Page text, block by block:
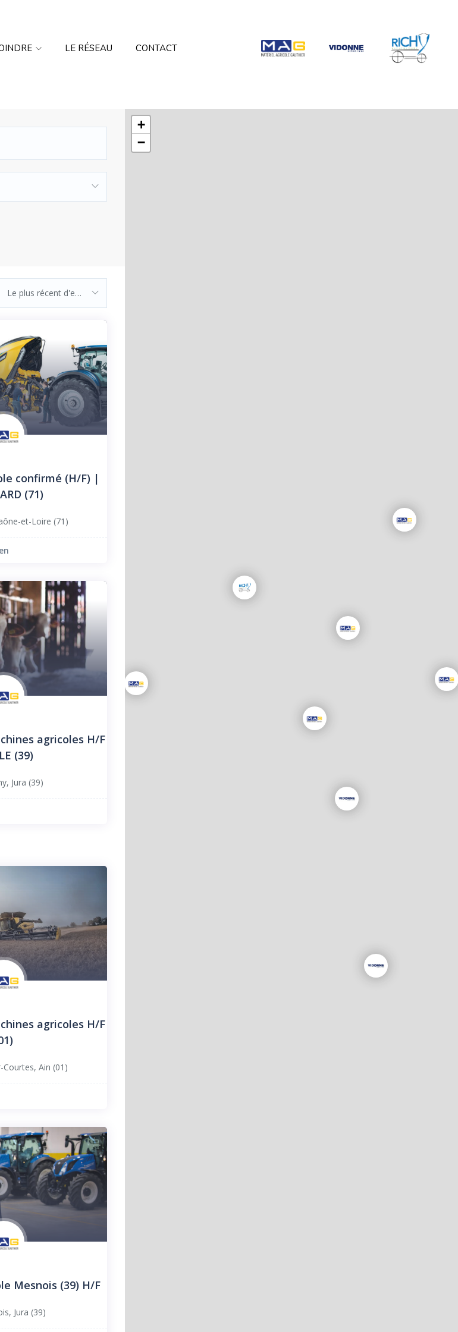
LE RÉSEAU CONTACT
Le plus récent d'entre eux
confirmé (H/F) |
(71)
et-Loire (71)
agricoles H/F
(39)
, Jura (39)
agricoles H/F
Courtes, Ain (01)
Mesnois (39) H/F
, Jura (39)
+
−